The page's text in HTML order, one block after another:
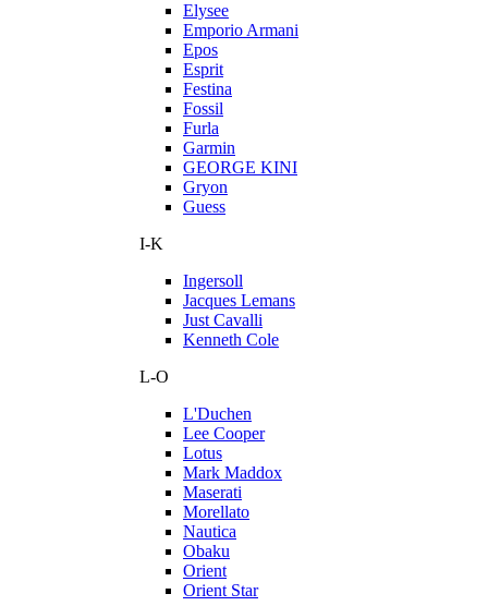
Elysee
Emporio Armani
Epos
Esprit
Festina
Fossil
Furla
Garmin
GEORGE KINI
Gryon
Guess
I-K
Ingersoll
Jacques Lemans
Just Cavalli
Kenneth Cole
L-O
L'Duchen
Lee Cooper
Lotus
Mark Maddox
Maserati
Morellato
Nautica
Obaku
Orient
Orient Star